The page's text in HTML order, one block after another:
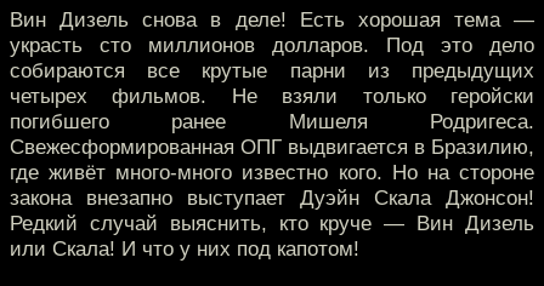
Вин Дизель снова в деле! Есть хорошая тема —
украсть сто миллионов долларов. Под это дело
собираются все крутые парни из предыдущих
четырех фильмов. Не взяли только геройски
погибшего ранее Мишеля Родригеса.
Свежесформированная ОПГ выдвигается в Бразилию,
где живёт много-много известно кого. Но на стороне
закона внезапно выступает Дуэйн Скала Джонсон!
Редкий случай выяснить, кто круче — Вин Дизель
или Скала! И что у них под капотом!